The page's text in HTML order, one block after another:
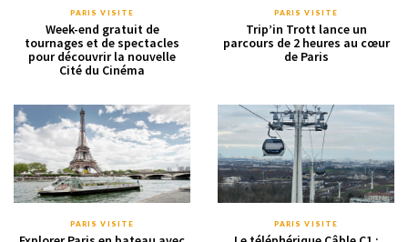
PARIS VISITE
Week-end gratuit de
tournages et de spectacles
pour découvrir la nouvelle
Cité du Cinéma
PARIS VISITE
Trip’in Trott lance un
parcours de 2 heures au cœur
de Paris
PARIS VISITE PARIS VISITE